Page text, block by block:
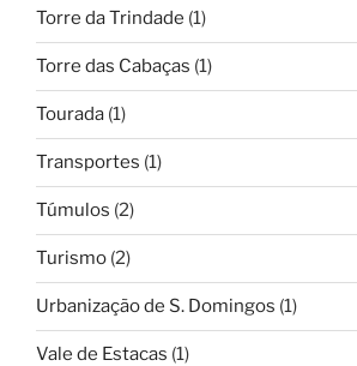
Torre da Trindade (1)
Torre das Cabaças (1)
Tourada (1)
Transportes (1)
Túmulos (2)
Turismo (2)
Urbanização de S. Domingos (1)
Vale de Estacas (1)